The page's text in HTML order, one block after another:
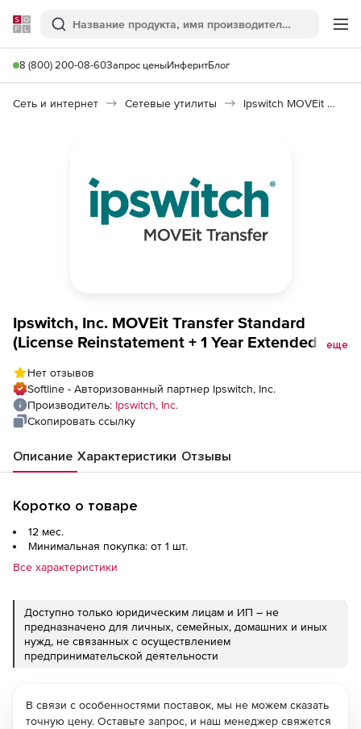
Softline
Поиск
8 (800) 200-08-60Запрос ценыИнферитБлог
Сеть и интернет Сетевые утилиты Ipswitch MOVEit Transfer Standard
Ipswitch, Inc. MOVEit Transfer Standard
(License Reinstatement + 1 Year Extended
еще
Нет отзывов
Softline - Авторизованный партнер Ipswitch, Inc.
Производитель: Ipswitch, Inc.
Скопировать ссылку
Описание Характеристики Отзывы
Коротко о товаре
12 мес.
Минимальная покупка: от 1 шт.
Все характеристики
Доступно только юридическим лицам и ИП – не
предназначено для личных, семейных, домашних и иных
нужд, не связанных с осуществлением
предпринимательской деятельности
В связи с особенностями поставок, мы не можем сказать
точную цену. Оставьте запрос, и наш менеджер свяжется